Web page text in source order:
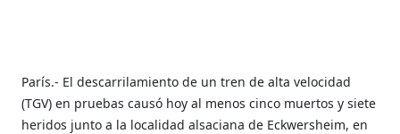
París.- El descarrilamiento de un tren de alta velocidad
(TGV) en pruebas causó hoy al menos cinco muertos y siete
heridos junto a la localidad alsaciana de Eckwersheim, en